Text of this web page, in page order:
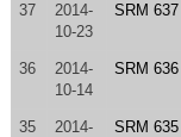
37
2014-
10-23
SRM 637
36
2014-
10-14
SRM 636
35
2014-
SRM 635